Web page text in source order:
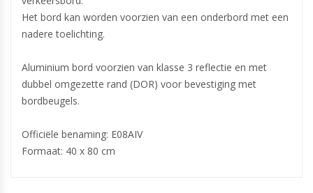
Het bord kan worden voorzien van een onderbord met een
nadere toelichting.
Aluminium bord voorzien van klasse 3 reflectie en met
dubbel omgezette rand (DOR) voor bevestiging met
bordbeugels.
Officiële benaming: E08AIV
Formaat: 40 x 80 cm